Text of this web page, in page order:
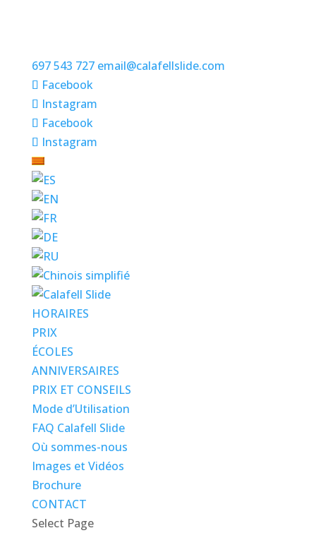
697 543 727 email@calafellslide.com
Facebook
Instagram
Facebook
Instagram
HORAIRES
PRIX
ÉCOLES
ANNIVERSAIRES
PRIX ET CONSEILS
Mode d’Utilisation
FAQ Calafell Slide
Où sommes-nous
Images et Vidéos
Brochure
CONTACT
Select Page